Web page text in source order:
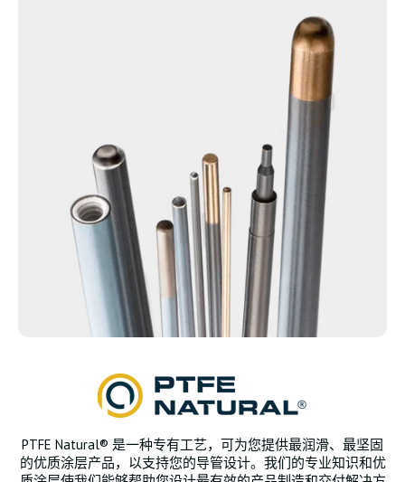
PTFE Natural® 是一种专有工艺，可为您提供最润滑、最坚固
的优质涂层产品，以支持您的导管设计。我们的专业知识和优